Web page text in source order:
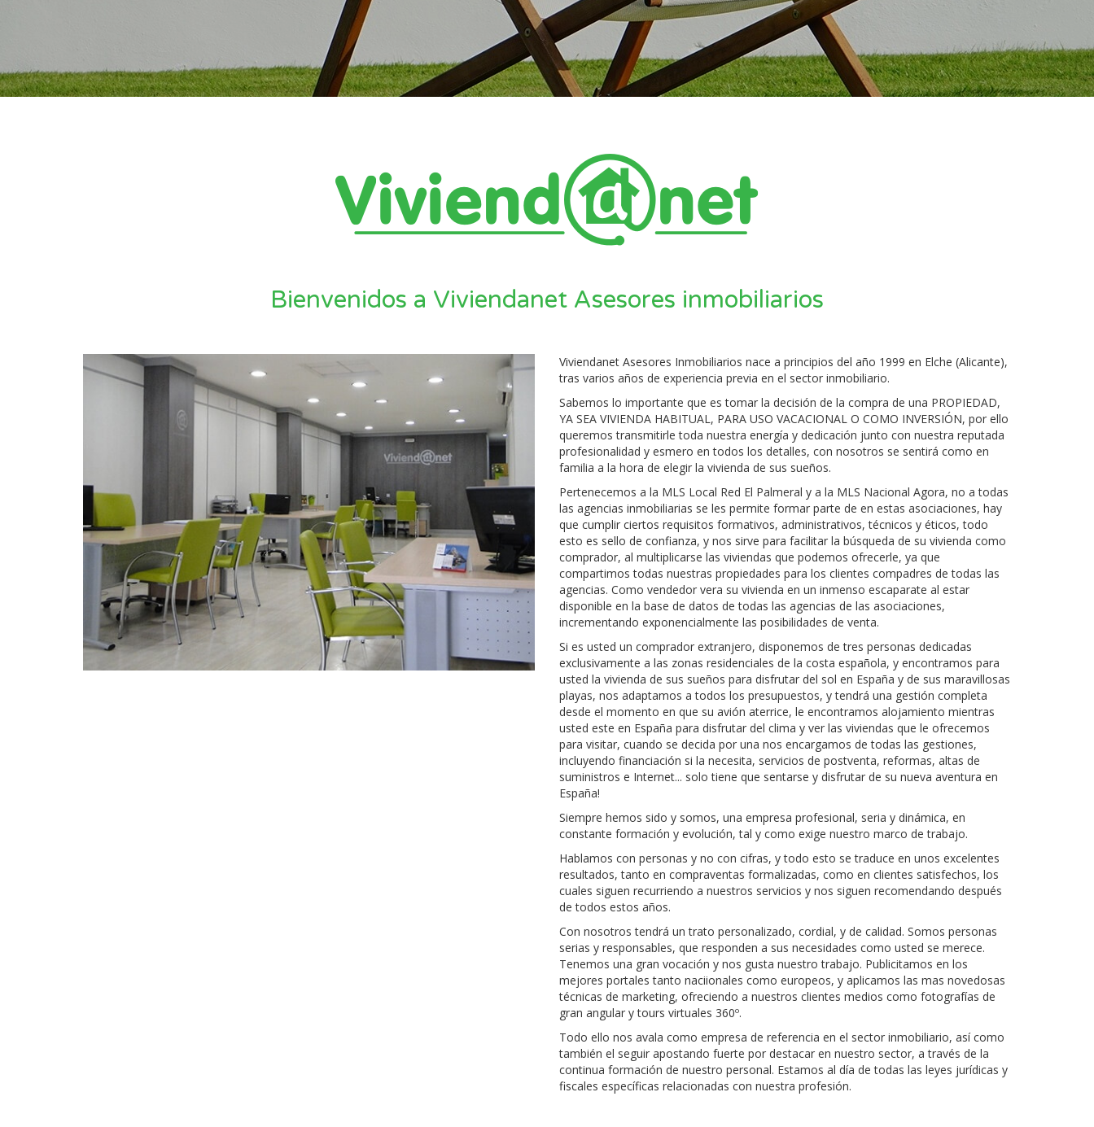
Bienvenidos a Viviendanet Asesores inmobiliarios
Viviendanet Asesores Inmobiliarios nace a principios del año 1999 en Elche (Alicante),
tras varios años de experiencia previa en el sector inmobiliario.
Sabemos lo importante que es tomar la decisión de la compra de una PROPIEDAD,
YA SEA VIVIENDA HABITUAL, PARA USO VACACIONAL O COMO INVERSIÓN, por ello
queremos transmitirle toda nuestra energía y dedicación junto con nuestra reputada
profesionalidad y esmero en todos los detalles, con nosotros se sentirá como en
familia a la hora de elegir la vivienda de sus sueños.
Pertenecemos a la MLS Local Red El Palmeral y a la MLS Nacional Agora, no a todas
las agencias inmobiliarias se les permite formar parte de en estas asociaciones, hay
que cumplir ciertos requisitos formativos, administrativos, técnicos y éticos, todo
esto es sello de confianza, y nos sirve para facilitar la búsqueda de su vivienda como
comprador, al multiplicarse las viviendas que podemos ofrecerle, ya que
compartimos todas nuestras propiedades para los clientes compadres de todas las
agencias. Como vendedor vera su vivienda en un inmenso escaparate al estar
disponible en la base de datos de todas las agencias de las asociaciones,
incrementando exponencialmente las posibilidades de venta.
Si es usted un comprador extranjero, disponemos de tres personas dedicadas
exclusivamente a las zonas residenciales de la costa española, y encontramos para
usted la vivienda de sus sueños para disfrutar del sol en España y de sus maravillosas
playas, nos adaptamos a todos los presupuestos, y tendrá una gestión completa
desde el momento en que su avión aterrice, le encontramos alojamiento mientras
usted este en España para disfrutar del clima y ver las viviendas que le ofrecemos
para visitar, cuando se decida por una nos encargamos de todas las gestiones,
incluyendo financiación si la necesita, servicios de postventa, reformas, altas de
suministros e Internet... solo tiene que sentarse y disfrutar de su nueva aventura en
España!
Siempre hemos sido y somos, una empresa profesional, seria y dinámica, en
constante formación y evolución, tal y como exige nuestro marco de trabajo.
Hablamos con personas y no con cifras, y todo esto se traduce en unos excelentes
resultados, tanto en compraventas formalizadas, como en clientes satisfechos, los
cuales siguen recurriendo a nuestros servicios y nos siguen recomendando después
de todos estos años.
Con nosotros tendrá un trato personalizado, cordial, y de calidad. Somos personas
serias y responsables, que responden a sus necesidades como usted se merece.
Tenemos una gran vocación y nos gusta nuestro trabajo. Publicitamos en los
mejores portales tanto naciionales como europeos, y aplicamos las mas novedosas
técnicas de marketing, ofreciendo a nuestros clientes medios como fotografías de
gran angular y tours virtuales 360º.
Todo ello nos avala como empresa de referencia en el sector inmobiliario, así como
también el seguir apostando fuerte por destacar en nuestro sector, a través de la
continua formación de nuestro personal. Estamos al día de todas las leyes jurídicas y
fiscales específicas relacionadas con nuestra profesión.